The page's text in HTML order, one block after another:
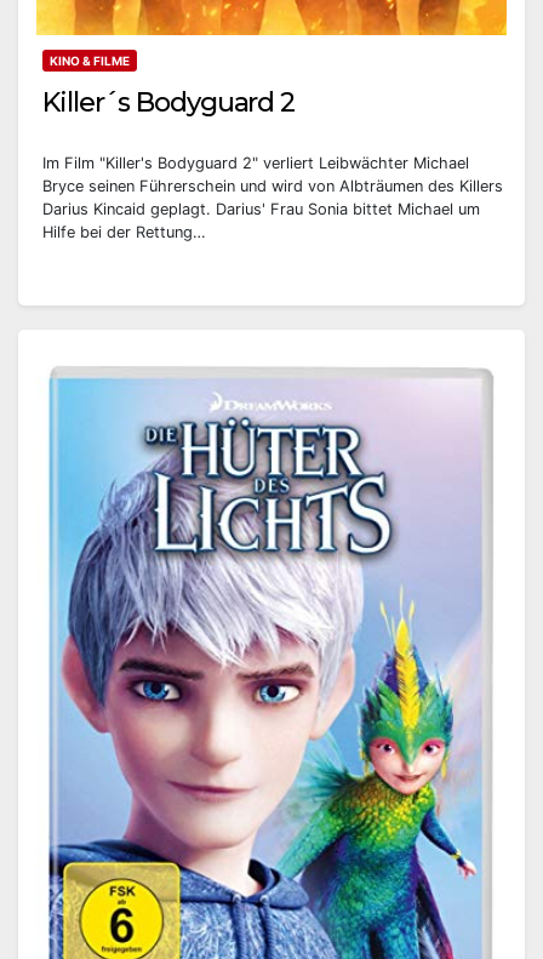
KINO & FILME
Killer´s Bodyguard 2
Im Film "Killer's Bodyguard 2" verliert Leibwächter Michael
Bryce seinen Führerschein und wird von Albträumen des Killers
Darius Kincaid geplagt. Darius' Frau Sonia bittet Michael um
Hilfe bei der Rettung…